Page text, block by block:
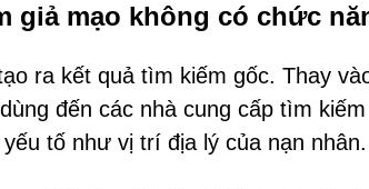
giả mạo không có chức
ra kết quả tìm kiếm gốc. Thay
đến các nhà cung cấp tìm
tố như vị trí địa lý của nạn nhân.